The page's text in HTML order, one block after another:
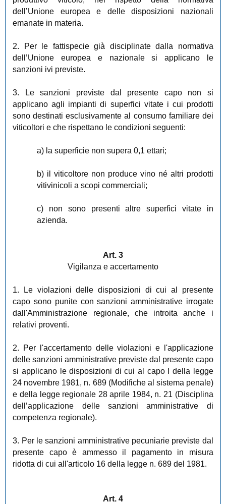
dell’Unione europea e delle disposizioni nazionali
emanate in materia.
2. Per le fattispecie già disciplinate dalla normativa
dell’Unione europea e nazionale si applicano le
sanzioni ivi previste.
3. Le sanzioni previste dal presente capo non si
applicano agli impianti di superfici vitate i cui prodotti
sono destinati esclusivamente al consumo familiare dei
viticoltori e che rispettano le condizioni seguenti:
a) la superficie non supera 0,1 ettari;
b) il viticoltore non produce vino né altri prodotti
vitivinicoli a scopi commerciali;
c) non sono presenti altre superfici vitate in
azienda.
Art. 3
Vigilanza e accertamento
1. Le violazioni delle disposizioni di cui al presente
capo sono punite con sanzioni amministrative irrogate
dall'Amministrazione regionale, che introita anche i
relativi proventi.
2. Per l'accertamento delle violazioni e l'applicazione
delle sanzioni amministrative previste dal presente capo
si applicano le disposizioni di cui al capo I della legge
24 novembre 1981, n. 689 (Modifiche al sistema penale)
e della legge regionale 28 aprile 1984, n. 21 (Disciplina
dell’applicazione delle sanzioni amministrative di
competenza regionale).
3. Per le sanzioni amministrative pecuniarie previste dal
presente capo è ammesso il pagamento in misura
ridotta di cui all'articolo 16 della legge n. 689 del 1981.
Art. 4